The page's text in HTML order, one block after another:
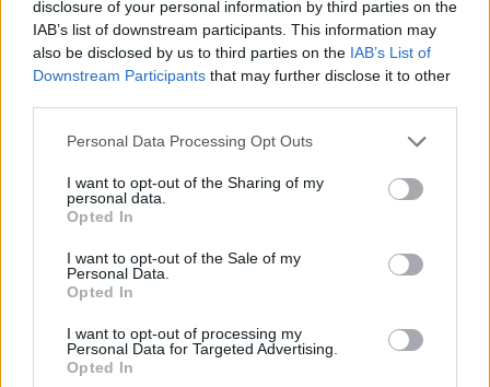
disclosure of your personal information by third parties on the
IAB’s list of downstream participants. This information may
also be disclosed by us to third parties on the IAB’s List of
Downstream Participants that may further disclose it to other
Please note that this website/app uses one or more Google
not limited to your visit or usage behaviour. You may click to
grant or deny consent to Google and its third-party tags to
use your data for below specified purposes in below Google
consent section.
Personal Data Processing Opt Outs
I want to opt-out of the Sharing of my
personal data.
Opted In
I want to opt-out of the Sale of my
Personal Data.
Opted In
I want to opt-out of processing my
Personal Data for Targeted Advertising.
Opted In
2026.08.06. szol24.hu
Harmadfokú hőségriasztás az országban:
Szolnokon klímát javítottak, helikoptereket is
bevetettek a tüzeknél